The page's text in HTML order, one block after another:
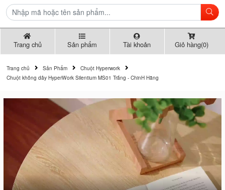
Trang chủ Sản phẩm Tài khoản Giỏ hàng(0)
Trang chủ Sản Phẩm
Chuột Hyperwork
Chuột không dây HyperWork Silentium MS01 Trắng - ChinH Hãng